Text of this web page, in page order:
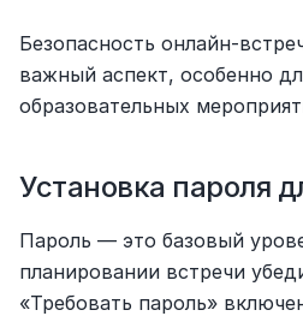
Безопасность онлайн-
важный аспект, особенно
образовательных
Установка пароля
Пароль — это базовый
планировании встречи
«Требовать пароль»